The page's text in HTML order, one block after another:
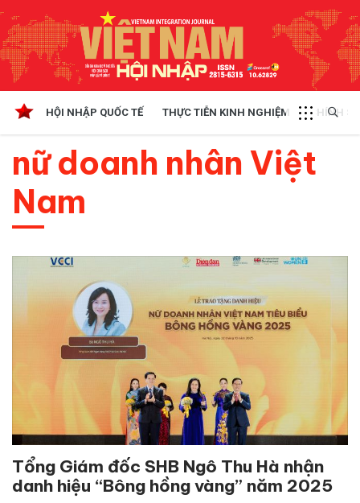
HỘI NHẬP QUỐC TẾ THỰC TIỄN KINH NGHIỆM CHÍNH
nữ doanh nhân Việt
Nam
Tổng Giám đốc SHB Ngô Thu Hà nhận
danh hiệu “Bông hồng vàng” năm 2025